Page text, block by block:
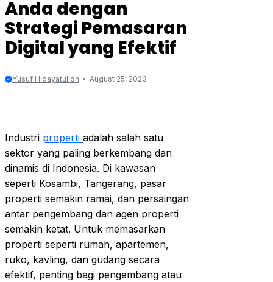
Anda dengan
Strategi Pemasaran
Digital yang Efektif
Yusuf Hidayatulloh August 25, 2023
Industri properti adalah salah satu
sektor yang paling berkembang dan
dinamis di Indonesia. Di kawasan
seperti Kosambi, Tangerang, pasar
properti semakin ramai, dan persaingan
antar pengembang dan agen properti
semakin ketat. Untuk memasarkan
properti seperti rumah, apartemen,
ruko, kavling, dan gudang secara
efektif, penting bagi pengembang atau